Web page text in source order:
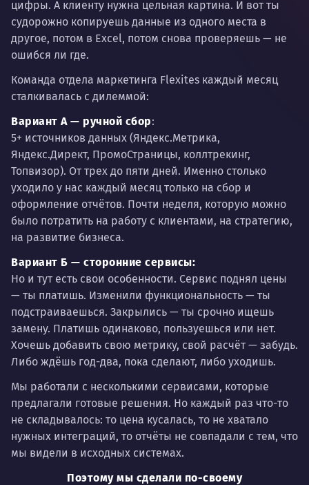
цифры. А клиенту нужна цельная картина. И вот ты
судорожно копируешь данные из одного места в
другое, потом в Excel, потом снова проверяешь — не
ошибся ли где.
Команда отдела маркетинга Flexites каждый месяц
сталкивалась с дилеммой:
Вариант А — ручной сбор:
5+ источников данных (Яндекс.Метрика,
Яндекс.Директ, ПромоСтраницы, коллтрекинг,
Топвизор). От трех до пяти дней. Именно столько
уходило у нас каждый месяц только на сбор и
оформление отчётов. Почти неделя, которую можно
было потратить на работу с клиентами, на стратегию,
на развитие бизнеса.
Вариант Б — сторонние сервисы:
Но и тут есть свои особенности. Сервис поднял цены
— ты платишь. Изменили функциональность — ты
подстраиваешься. Закрылись — ты срочно ищешь
замену. Платишь одинаково, пользуешься или нет.
Хочешь добавить свою метрику, свой расчёт — забудь.
Либо ждёшь год-два, пока сделают, либо уходишь.
Мы работали с несколькими сервисами, которые
предлагали готовые решения. Но каждый раз что-то
не складывалось: то цена кусалась, то не хватало
нужных интеграций, то отчёты не совпадали с тем, что
мы видели в исходных системах.
Поэтому мы сделали по-своему